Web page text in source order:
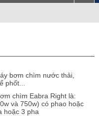
bơm chìm nước thải,
phốt...
chìm Eabra Right là:
và 750w) có phao hoặc
hoặc 3 pha